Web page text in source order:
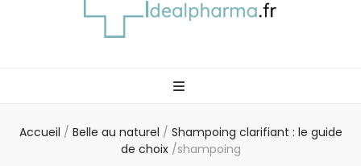
Idéal Pharma
Accueil / Belle au naturel / Shampoing clarifiant : le guide
de choix /shampoing